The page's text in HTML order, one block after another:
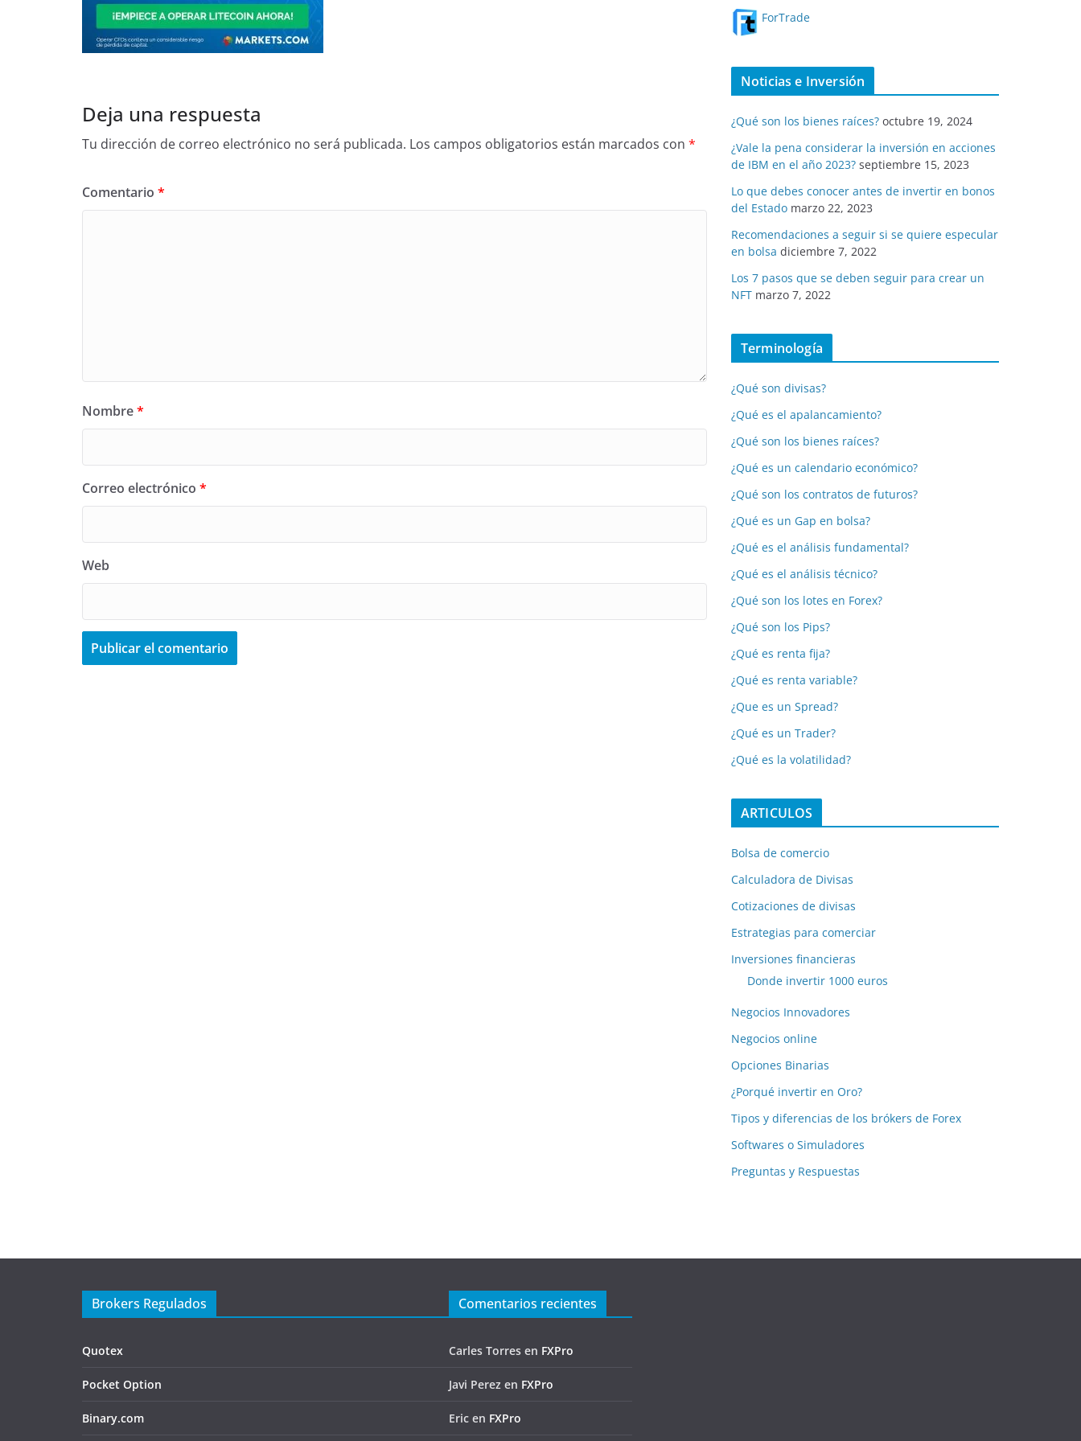
Deja una respuesta
Tu dirección de correo electrónico no será publicada. Los campos obligatorios están marcados con *
Comentario *
Nombre*
Correo electrónico *
Web
ForTrade
Noticias e Inversión
¿Qué son los bienes raíces? octubre 19, 2024
¿Vale la pena considerar la inversión en acciones
de IBM en el año 2023? septiembre 15, 2023
Lo que debes conocer antes de invertir en bonos
del Estado marzo 22, 2023
Recomendaciones a seguir si se quiere especular
en bolsa diciembre 7, 2022
Los 7 pasos que se deben seguir para crear un
NFT marzo 7, 2022
Terminología
¿Qué son divisas?
¿Qué es el apalancamiento?
¿Qué son los bienes raíces?
¿Qué es un calendario económico?
¿Qué son los contratos de futuros?
¿Qué es un Gap en bolsa?
¿Qué es el análisis fundamental?
¿Qué es el análisis técnico?
¿Qué son los lotes en Forex?
¿Qué son los Pips?
¿Qué es renta fija?
¿Qué es renta variable?
¿Que es un Spread?
¿Qué es un Trader?
¿Qué es la volatilidad?
ARTICULOS
Bolsa de comercio
Calculadora de Divisas
Cotizaciones de divisas
Estrategias para comerciar
Inversiones financieras
Donde invertir 1000 euros
Negocios Innovadores
Negocios online
Opciones Binarias
¿Porqué invertir en Oro?
Tipos y diferencias de los brókers de Forex
Softwares o Simuladores
Preguntas y Respuestas
Brokers Regulados
Quotex
Pocket Option
Binary.com
Comentarios recientes
Carles Torres en FXPro
Javi Perez en FXPro
Eric en FXPro